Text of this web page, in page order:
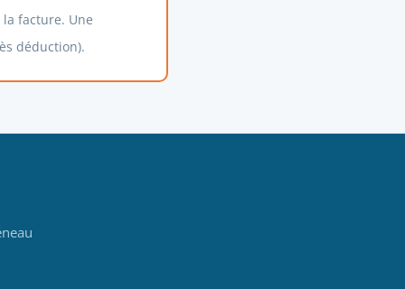
facture. Une
déduction).